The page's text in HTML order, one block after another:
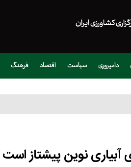
کشاورزی ایران
دامپروری سیاست اقتصاد فرهنگ
آبیاری نوین پیشتاز است